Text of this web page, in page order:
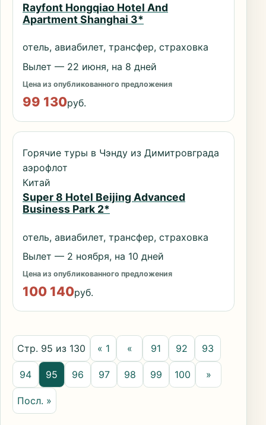
Rayfont Hongqiao Hotel And
Apartment Shanghai 3*
отель, авиабилет, трансфер, страховка
Вылет — 22 июня, на 8 дней
Цена из опубликованного предложения
99 130руб.
Горячие туры в Чэнду из Димитровграда
аэрофлот
Китай
Super 8 Hotel Beijing Advanced
Business Park 2*
отель, авиабилет, трансфер, страховка
Вылет — 2 ноября, на 10 дней
Цена из опубликованного предложения
100 140руб.
Стр. 95 из 130 « 1 « 91 92 93
94 95 96 97 98 99 100 »
Посл. »